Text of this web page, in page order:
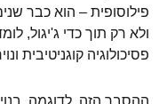
פילוסופית – הוא כבר
ולא רק תוך כדי ג'יגול,
פסיכולוגיה קוגניטיבית